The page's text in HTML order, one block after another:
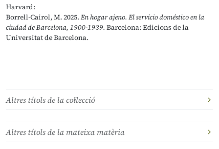
Harvard:
Borrell-Cairol, M. 2025. En hogar ajeno. El servicio doméstico en la
ciudad de Barcelona, 1900-1939. Barcelona: Edicions de la
Universitat de Barcelona.
Altres títols de la col·lecció
Altres títols de la mateixa matèria